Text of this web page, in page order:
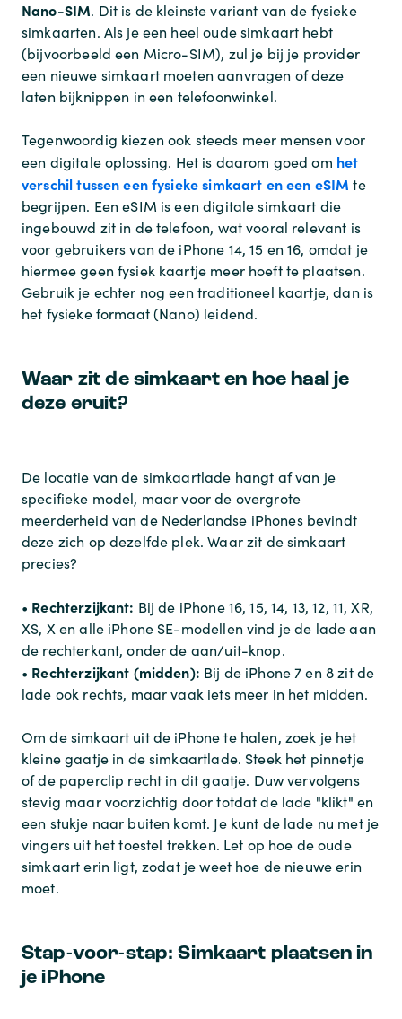
Nano-SIM. Dit is de kleinste variant van de fysieke
simkaarten. Als je een heel oude simkaart hebt
(bijvoorbeeld een Micro-SIM), zul je bij je provider
een nieuwe simkaart moeten aanvragen of deze
laten bijknippen in een telefoonwinkel.
Tegenwoordig kiezen ook steeds meer mensen voor
een digitale oplossing. Het is daarom goed om het
verschil tussen een fysieke simkaart en een eSIM te
begrijpen. Een eSIM is een digitale simkaart die
ingebouwd zit in de telefoon, wat vooral relevant is
voor gebruikers van de iPhone 14, 15 en 16, omdat je
hiermee geen fysiek kaartje meer hoeft te plaatsen.
Gebruik je echter nog een traditioneel kaartje, dan is
het fysieke formaat (Nano) leidend.
Waar zit de simkaart en hoe haal je
deze eruit?
De locatie van de simkaartlade hangt af van je
specifieke model, maar voor de overgrote
meerderheid van de Nederlandse iPhones bevindt
deze zich op dezelfde plek. Waar zit de simkaart
precies?
• Rechterzijkant: Bij de iPhone 16, 15, 14, 13, 12, 11, XR,
XS, X en alle iPhone SE-modellen vind je de lade aan
de rechterkant, onder de aan/uit-knop.
• Rechterzijkant (midden): Bij de iPhone 7 en 8 zit de
lade ook rechts, maar vaak iets meer in het midden.
Om de simkaart uit de iPhone te halen, zoek je het
kleine gaatje in de simkaartlade. Steek het pinnetje
of de paperclip recht in dit gaatje. Duw vervolgens
stevig maar voorzichtig door totdat de lade "klikt" en
een stukje naar buiten komt. Je kunt de lade nu met je
vingers uit het toestel trekken. Let op hoe de oude
simkaart erin ligt, zodat je weet hoe de nieuwe erin
moet.
Stap-voor-stap: Simkaart plaatsen in
je iPhone